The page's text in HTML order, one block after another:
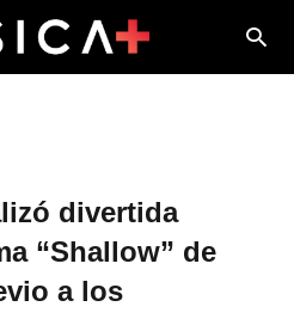
divertida
“Shallow” de
a los